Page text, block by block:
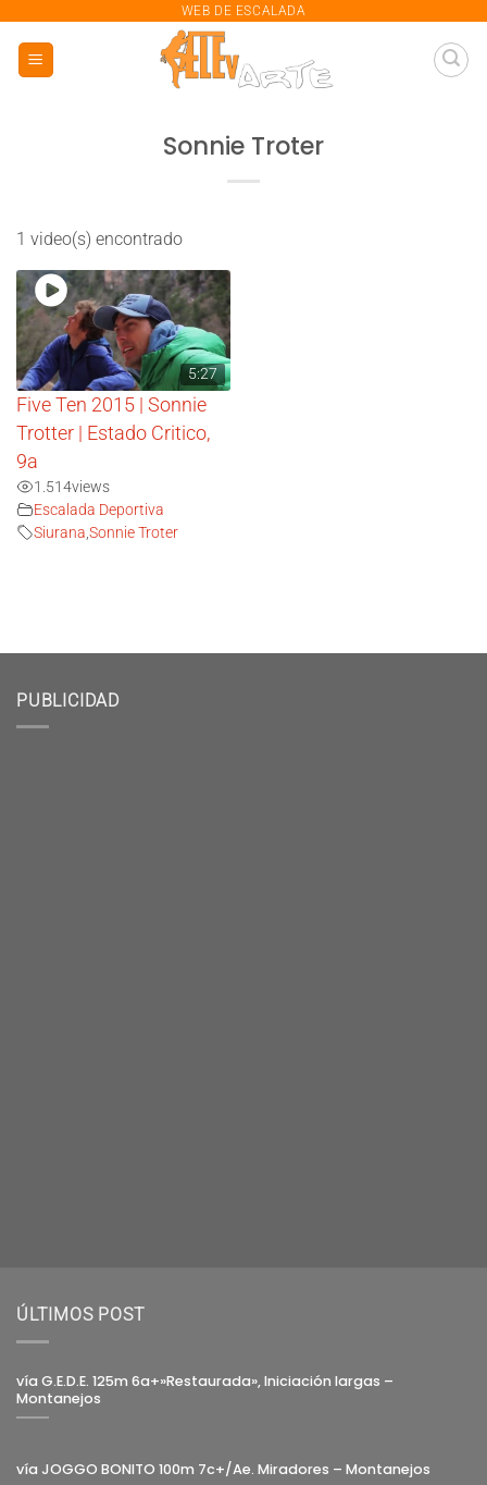
contenido
WEB DE ESCALADA
Sonnie Troter
1 video(s) encontrado
5:27
Five Ten 2015 | Sonnie
Trotter | Estado Critico,
9a
1.514views
Escalada Deportiva
Siurana,Sonnie Troter
PUBLICIDAD
ÚLTIMOS POST
vía G.E.D.E. 125m 6a+»Restaurada», Iniciación largas –
Montanejos
vía JOGGO BONITO 100m 7c+/Ae. Miradores – Montanejos